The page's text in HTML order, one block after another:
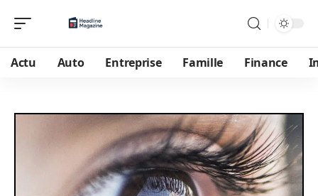
Actu Auto Entreprise Famille Finance